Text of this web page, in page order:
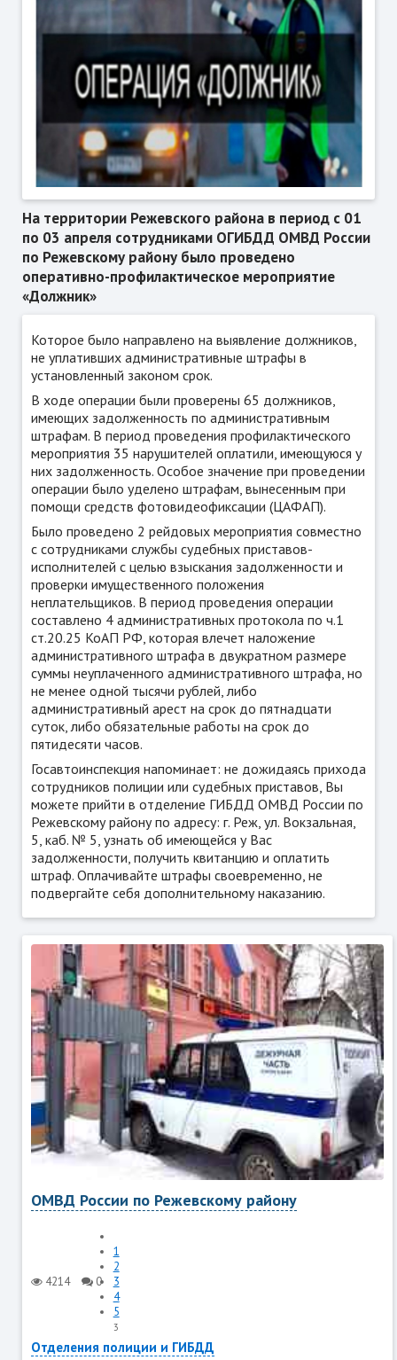
На территории Режевского района в период с 01
по 03 апреля сотрудниками ОГИБДД ОМВД России
по Режевскому району было проведено
оперативно-профилактическое мероприятие
«Должник»
Которое было направлено на выявление должников,
не уплативших административные штрафы в
установленный законом срок.
В ходе операции были проверены 65 должников,
имеющих задолженность по административным
штрафам. В период проведения профилактического
мероприятия 35 нарушителей оплатили, имеющуюся у
них задолженность. Особое значение при проведении
операции было уделено штрафам, вынесенным при
помощи средств фотовидеофиксации (ЦАФАП).
Было проведено 2 рейдовых мероприятия совместно
с сотрудниками службы судебных приставов-
исполнителей с целью взыскания задолженности и
проверки имущественного положения
неплательщиков. В период проведения операции
составлено 4 административных протокола по ч.1
ст.20.25 КоАП РФ, которая влечет наложение
административного штрафа в двукратном размере
суммы неуплаченного административного штрафа, но
не менее одной тысячи рублей, либо
административный арест на срок до пятнадцати
суток, либо обязательные работы на срок до
пятидесяти часов.
Госавтоинспекция напоминает: не дожидаясь прихода
сотрудников полиции или судебных приставов, Вы
можете прийти в отделение ГИБДД ОМВД России по
Режевскому району по адресу: г. Реж, ул. Вокзальная,
5, каб. № 5, узнать об имеющейся у Вас
задолженности, получить квитанцию и оплатить
штраф. Оплачивайте штрафы своевременно, не
подвергайте себя дополнительному наказанию.
ОМВД России по Режевскому району
4214 0
1
2
3
4
5
3
Отделения полиции и ГИБДД